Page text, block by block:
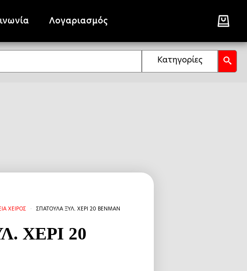
Λογαριασμός
Κατηγορίες
ΧΕΙΡΟΣ ΣΠΑΤΟΥΛΑ ΞΥΛ. ΧΕΡΙ 20 BENMAN
ΧΕΡΙ 20